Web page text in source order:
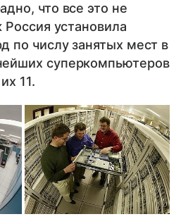
что все это не
Россия установила
по числу занятых мест в
суперкомпьютеров
11.